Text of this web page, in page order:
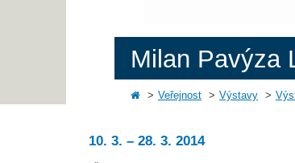
Milan Pavýza
Veřejnost Výstavy
10. 3. – 28. 3. 2014